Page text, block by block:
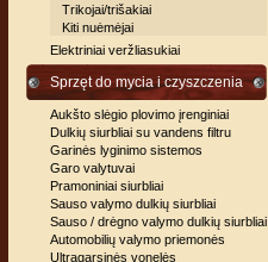
Trikojai/trišakiai
Kiti nuėmėjai
Elektriniai veržliasukiai
Sprzęt do mycia i czyszczenia
Aukšto slėgio plovimo įrenginiai
Dulkių siurbliai su vandens filtru
Garinės lyginimo sistemos
Garo valytuvai
Pramoniniai siurbliai
Sauso valymo dulkių siurbliai
Sauso / drėgno valymo dulkių siurbliai
Automobilių valymo priemonės
Ultragarsinės vonelės